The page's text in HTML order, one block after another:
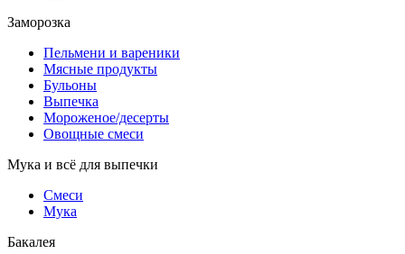
Заморозка
Пельмени и вареники
Мясные продукты
Бульоны
Выпечка
Мороженое/десерты
Овощные смеси
Мука и всё для выпечки
Смеси
Мука
Бакалея